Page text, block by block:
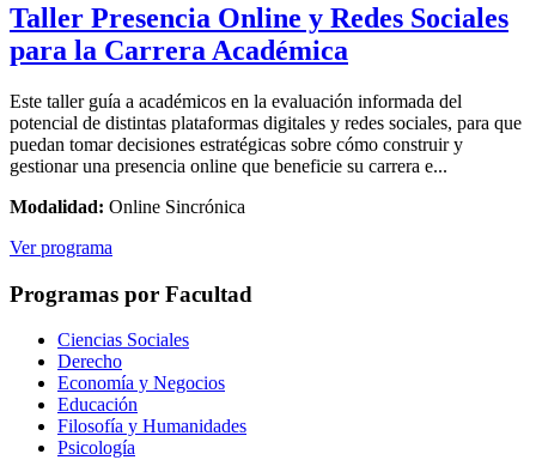
Taller Presencia Online y Redes Sociales
para la Carrera Académica
Este taller guía a académicos en la evaluación informada del
potencial de distintas plataformas digitales y redes sociales, para que
puedan tomar decisiones estratégicas sobre cómo construir y
gestionar una presencia online que beneficie su carrera e...
Modalidad: Online Sincrónica
Ver programa
Programas por Facultad
Ciencias Sociales
Derecho
Economía y Negocios
Educación
Filosofía y Humanidades
Psicología